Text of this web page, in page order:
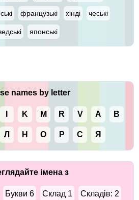
французькі хінді чеські
японські
names by letter
K M R V А В
Л Н О Р С Я
імена з
Букви 6 Склад 1 Складів: 2